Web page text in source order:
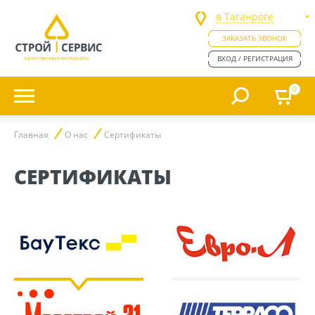
в Таганроге
ЗАКАЗАТЬ ЗВОНОК
ВХОД / РЕГИСТРАЦИЯ
0
Главная О нас Сертификаты
СЕРТИФИКАТЫ